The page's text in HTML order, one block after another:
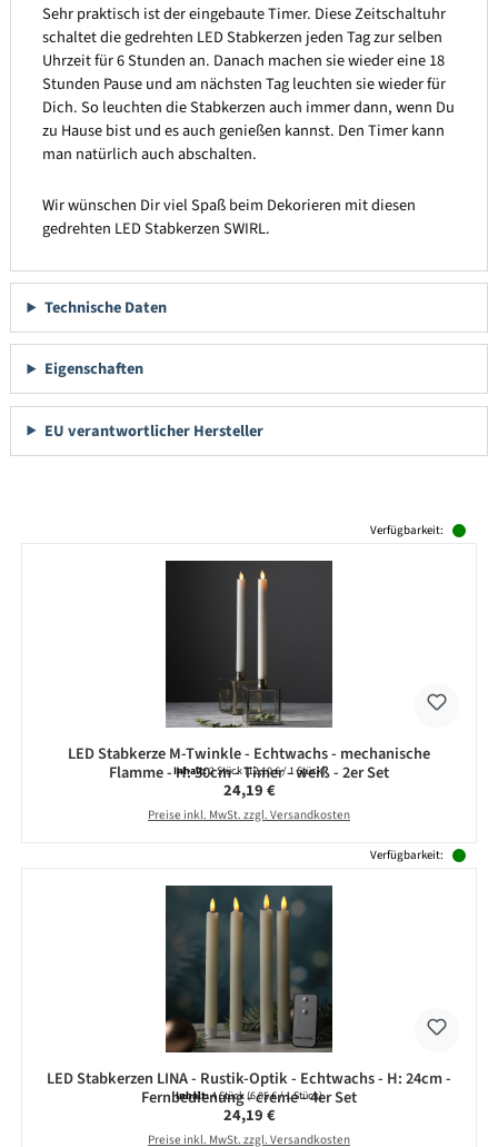
Sehr praktisch ist der eingebaute Timer. Diese Zeitschaltuhr
schaltet die gedrehten LED Stabkerzen jeden Tag zur selben
Uhrzeit für 6 Stunden an. Danach machen sie wieder eine 18
Stunden Pause und am nächsten Tag leuchten sie wieder für
Dich. So leuchten die Stabkerzen auch immer dann, wenn Du
zu Hause bist und es auch genießen kannst. Den Timer kann
man natürlich auch abschalten.
Wir wünschen Dir viel Spaß beim Dekorieren mit diesen
gedrehten LED Stabkerzen SWIRL.
Technische Daten
Eigenschaften
EU verantwortlicher Hersteller
Verfügbarkeit:
LED Stabkerze M-Twinkle - Echtwachs - mechanische
Flamme - H: 30cm - Timer - weiß - 2er Set
Inhalt:2 Stück(12,10 € / 1 Stück)
Regulärer Preis:
24,19 €
Preise inkl. MwSt. zzgl. Versandkosten
Verfügbarkeit:
LED Stabkerzen LINA - Rustik-Optik - Echtwachs - H: 24cm -
Fernbedienung - creme - 4er Set
Inhalt:4 Stück(6,05 € / 1 Stück)
Regulärer Preis:
24,19 €
Preise inkl. MwSt. zzgl. Versandkosten